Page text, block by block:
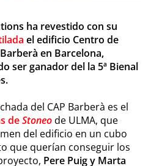
ha revestido con su
el edificio Centro de
en Barcelona,
ser ganador del la 5ª Bienal
del CAP Barberà es el
deStoneode ULMA, que
del edificio en un cubo
que querían conseguir los
Pere Puig y Marta